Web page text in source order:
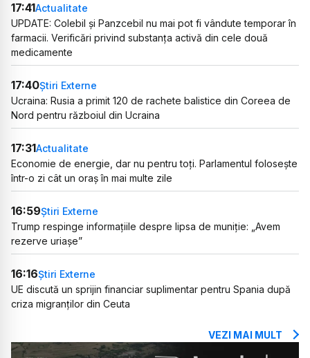
17:41Actualitate
UPDATE: Colebil și Panzcebil nu mai pot fi vândute temporar în
farmacii. Verificări privind substanța activă din cele două
medicamente
17:40Știri Externe
Ucraina: Rusia a primit 120 de rachete balistice din Coreea de
Nord pentru războiul din Ucraina
17:31Actualitate
Economie de energie, dar nu pentru toți. Parlamentul folosește
într-o zi cât un oraș în mai multe zile
16:59Știri Externe
Trump respinge informațiile despre lipsa de muniție: „Avem
rezerve uriașe”
16:16Știri Externe
UE discută un sprijin financiar suplimentar pentru Spania după
criza migranților din Ceuta
VEZI MAI MULT